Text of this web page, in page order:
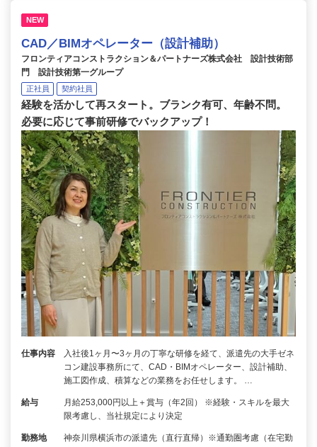
NEW
CAD／BIMオペレーター（設計補助）
フロンティアコンストラクション＆パートナーズ株式会社 設計技術部
門 設計技術第一グループ
正社員 契約社員
経験を活かして再スタート。ブランク有可、年齢不問。
必要に応じて事前研修でバックアップ！
仕事内容
入社後1ヶ月〜3ヶ月の丁寧な研修を経て、派遣先の大手ゼネ
コン建設事務所にて、CAD・BIMオペレーター、設計補助、
施工図作成、積算などの業務をお任せします。 …
給与
月給253,000円以上＋賞与（年2回） ※経験・スキルを最大
限考慮し、当社規定により決定
勤務地
神奈川県横浜市の派遣先（直行直帰）※通勤圏考慮（在宅勤